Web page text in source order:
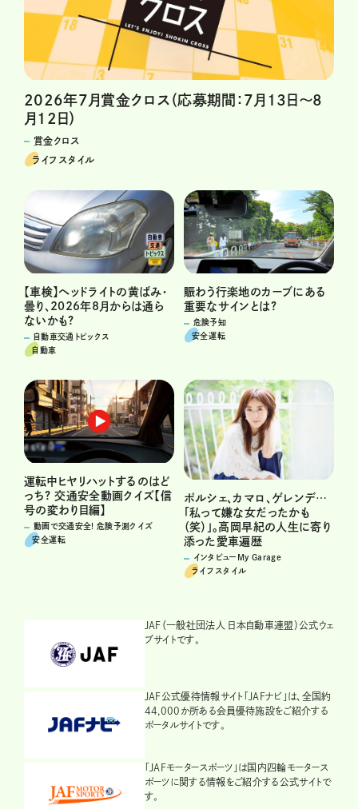
2026年7月賞金クロス（応募期間：7月13日～8
月12日）
賞金クロス
ライフスタイル
【車検】ヘッドライトの黄ばみ・
曇り、2026年8月からは通ら
ないかも?
自動車交通トピックス
自動車
賑わう行楽地のカーブにある
重要なサインとは?
危険予知
安全運転
運転中ヒヤリハットするのはど
っち? 交通安全動画クイズ【信
号の変わり目編】
動画で交通安全! 危険予測クイズ
安全運転
ポルシェ、カマロ、ゲレンデ…
「私って嫌な女だったかも
（笑）」。高岡早紀の人生に寄り
添った愛車遍歴
インタビューMy Garage
ライフスタイル
JAF（一般社団法人 日本自動車連盟）公式ウェ
ブサイトです。
JAF公式優待情報サイト「JAFナビ」は、全国約
44,000か所ある会員優待施設をご紹介する
ポータルサイトです。
「JAFモータースポーツ」は国内四輪モータース
ポーツに関する情報をご紹介する公式サイトで
す。